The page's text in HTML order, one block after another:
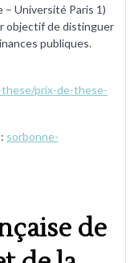
– Université Paris 1)
objectif de distinguer
publiques.
prix-de-these-
sorbonne-
de